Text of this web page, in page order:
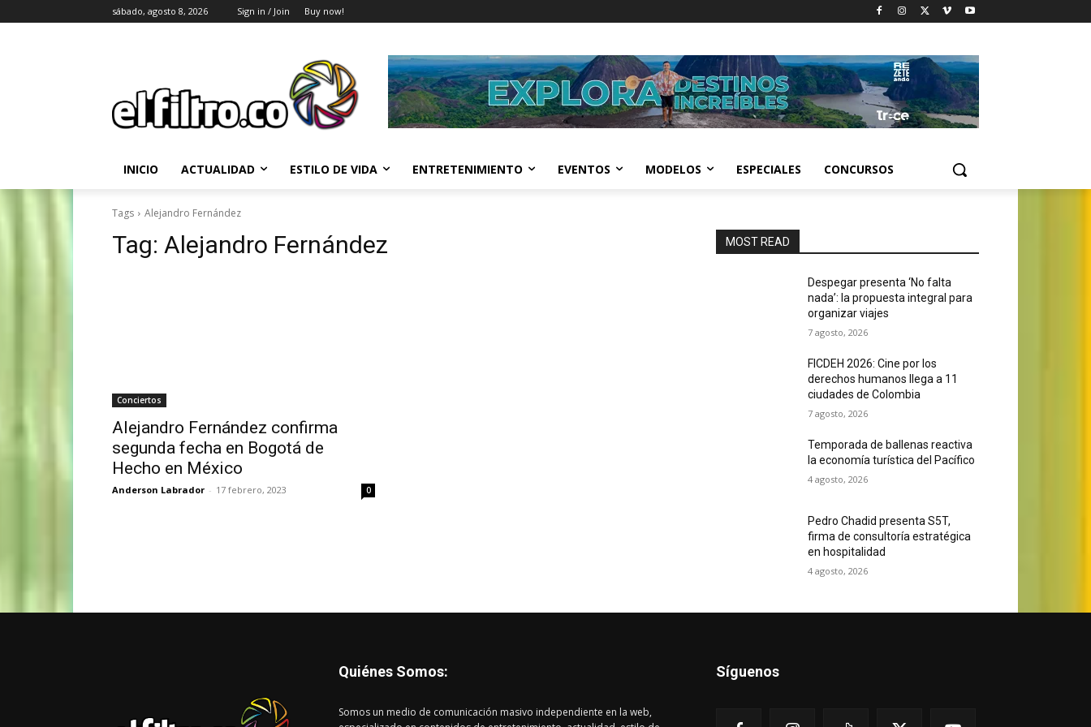
sábado, agosto 8, 2026 Sign in / Join Buy now!
INICIO ACTUALIDAD ESTILO DE VIDA ENTRETENIMIENTO EVENTOS MODELOS ESPECIALES CONCURSOS
Tags Alejandro Fernández
Tag: Alejandro Fernández
Conciertos
Alejandro Fernández confirma
segunda fecha en Bogotá de
Hecho en México
Anderson Labrador - 17 febrero, 2023 0
MOST READ
Despegar presenta ‘No falta
nada’: la propuesta integral para
organizar viajes
7 agosto, 2026
FICDEH 2026: Cine por los
derechos humanos llega a 11
ciudades de Colombia
7 agosto, 2026
Temporada de ballenas reactiva
la economía turística del Pacífico
4 agosto, 2026
Pedro Chadid presenta S5T,
firma de consultoría estratégica
en hospitalidad
4 agosto, 2026
Quiénes Somos:
Somos un medio de comunicación masivo independiente en la web,
Síguenos